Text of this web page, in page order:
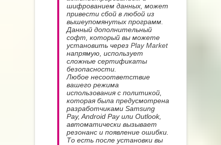
шифрованием данных, может
привести сбой в любой из
вышеупомянутых программ.
Данный дополнительный
софт, который вы можете
установить через Play Market
напрямую, использует
сложные сертификаты
безопасности.
Любое несоответствие
вашего режима
использования с политикой,
которая была предусмотрена
разработчиками Samsung
Pay, Android Pay или Outlook,
автоматически вызывает
резонанс и появление ошибки.
То есть после установки вы